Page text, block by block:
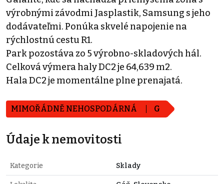
výrobnými závodmi Jasplastik, Samsung s jeho
dodávateľmi. Ponúka skvelé napojenie na
rýchlostnú cestu R1.
Park pozostáva zo 5 výrobno-skladových hál.
Celková výmera haly DC2 je 64,639 m2.
Hala DC2 je momentálne plne prenajatá.
MIMOŘÁDNĚ NEHOSPODÁRNÁ G
Údaje k nemovitosti
Kategorie Sklady